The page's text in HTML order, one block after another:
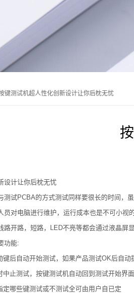
键测试机超人性化创新设计让你后枕无忧
设计让你后枕无忧
测试PCBA的方式测试同样要很长的时间，
员对电脑进行维护，运行成本也是不可小
路开路，短路，LED不亮等都会通过液晶屏
功能:
自动开始测试，如果产品测试OK后自动
止测试，按键测试机自动回到测试开始界面
哪些键测试或不测试全可由用户自已定